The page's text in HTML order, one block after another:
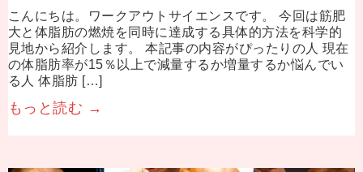
こんにちは。ワークアウトサイエンスです。 今回は筋肥
大と体脂肪の燃焼を同時に達成する具体的方法を科学的
見地から紹介します。 本記事の内容がぴったりの人 現在
の体脂肪率が15％以上で減量するか増量するか悩んでい
る人 体脂肪 […]
もっと読む →